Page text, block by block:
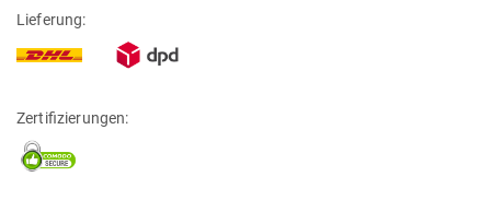
Lieferung:
Zertifizierungen: